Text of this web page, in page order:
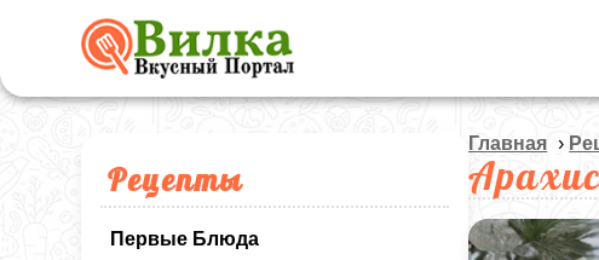
Рецепты
Первые Блюда
Главная ›